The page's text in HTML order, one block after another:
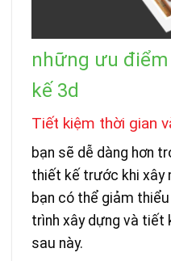
những ưu
kế 3d
Tiết kiệm thời gian
bạn sẽ dễ dàng hơn
thiết kế trước khi xây
bạn có thể giảm
trình xây dựng và tiết
sau này.